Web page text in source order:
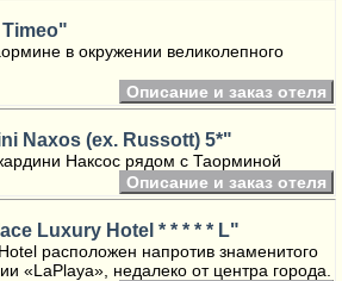
в окружении великолепного
Описание и заказ отеля
Naxos (ex. Russott) 5*"
Наксос рядом с Таорминой
Описание и заказ отеля
Luxury Hotel * * * * * L"
расположен напротив знаменитого
«LaPlaya», недалеко от центра города.